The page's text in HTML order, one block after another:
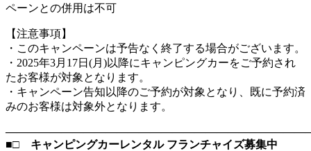
ペーンとの併用は不可
【注意事項】
・このキャンペーンは予告なく終了する場合がございます。
・2025年3月17日(月)以降にキャンピングカーをご予約され
たお客様が対象となります。
・キャンペーン告知以降のご予約が対象となり、既に予約済
みのお客様は対象外となります。
■□ キャンピングカーレンタル フランチャイズ募集中